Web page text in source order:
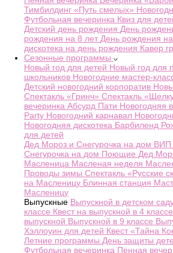
Тимбилдинг «Путь смелых»
Футбольная вечеринка Квиз для
Детский день рождения День
рождения на 8 лет День рождения
дискотека на день рождения Кавер
Сезонные программы
Новый год для детей Новый год для
школьников Новогодние мастер-
Детский новогодний корпоратив
Спектакль «Гринч» Спектакль
вечеринка Абсурд Пати Новогодняя
Party Новогодний карнавал
Новогодняя дискотека Барбиленд
для детей
Дед Мороз и Снегурочка на дом ВИП
Снегурочка на дом Поющие Дед
Масленица Масленая неделя
Проводы зимы Спектакль «Русские
на Масленицу Блинная станция
Масленицу
Выпускные Выпускной в детском
классе Квест на выпускной в 4 классе
выпускной Выпускной в 9 классе
Хэллоуин для детей Квест «Тайна
Летние программы День защиты
Футбольная вечеринка Пенная